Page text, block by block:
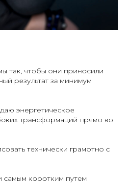
так, чтобы они приносили
результат за минимум
энергетическое
трансформаций прямо во
технически грамотно с
самым коротким путем